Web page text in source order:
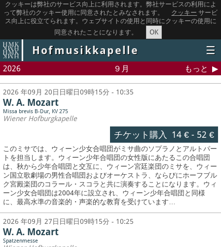
クッキーは弊社のサービス向上に利用されます。弊社サービスの利用によ
って弊社のクッキー使用に同意されたとみなされます。
クッキー サービ
ス向上に役立てられます。ウェブサイトの使用と同時にクッキーの使用に
同意されたことになります。
OK
Hofmusikkapelle ☰
2026 ９月 もっと
2026 年09月 20日日曜日09時15分 - 10:35
W. A. Mozart
Missa brevis B-Dur, KV 275
Wiener Hofburgkapelle
チケット購入 14 €- 52 €
このミサでは、ウィーン少女合唱団がミサ曲のソプラノとアルトパー
トを担当します。ウィーン少年合唱団の女性版にあたるこの合唱団
は、秋から少年合唱団と交互に、ウィーン宮廷楽団のミサを、ウィー
ン国立歌劇場の男性合唱団およびオーケストラ、ならびにホーフブル
ク宮殿楽団のコラール・スコラと共に演奏することになります。ウィ
ーン少女合唱団は2004年に設立され、ウィーン少年合唱団と同様
に、最高水準の音楽的・声楽的な教育を受けています…
2026 年09月 27日日曜日09時15分 - 10:25
W. A. Mozart
Spatzenmesse